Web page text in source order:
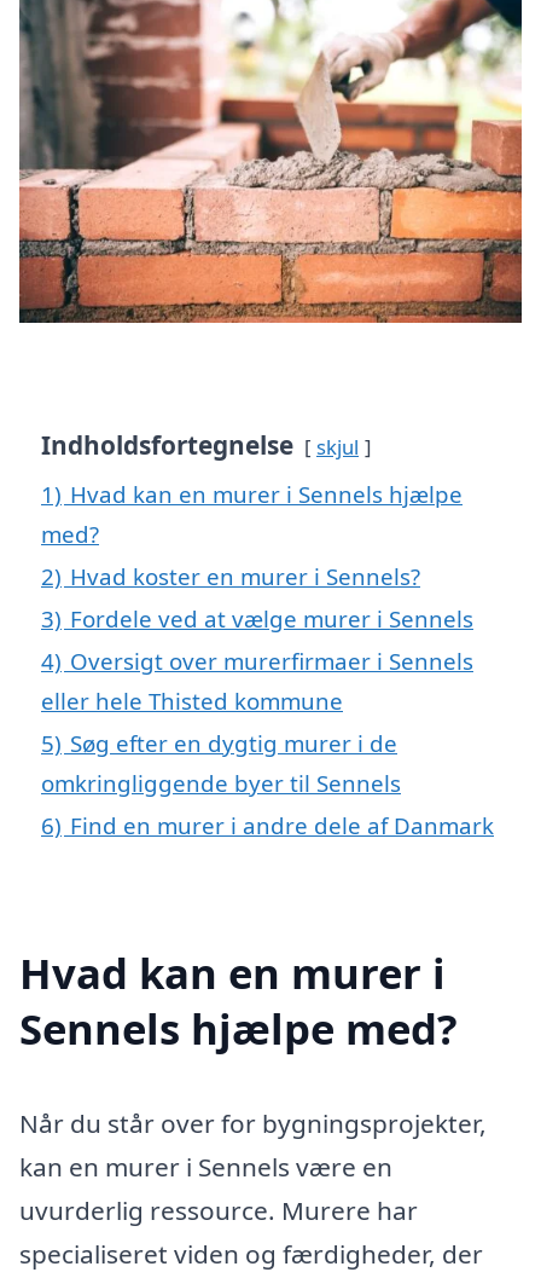
Indholdsfortegnelse skjul
1) Hvad kan en murer i Sennels hjælpe
med?
2) Hvad koster en murer i Sennels?
3) Fordele ved at vælge murer i Sennels
4) Oversigt over murerfirmaer i Sennels
eller hele Thisted kommune
5) Søg efter en dygtig murer i de
omkringliggende byer til Sennels
6) Find en murer i andre dele af Danmark
Hvad kan en murer i
Sennels hjælpe med?
Når du står over for bygningsprojekter,
kan en murer i Sennels være en
uvurderlig ressource. Murere har
specialiseret viden og færdigheder, der